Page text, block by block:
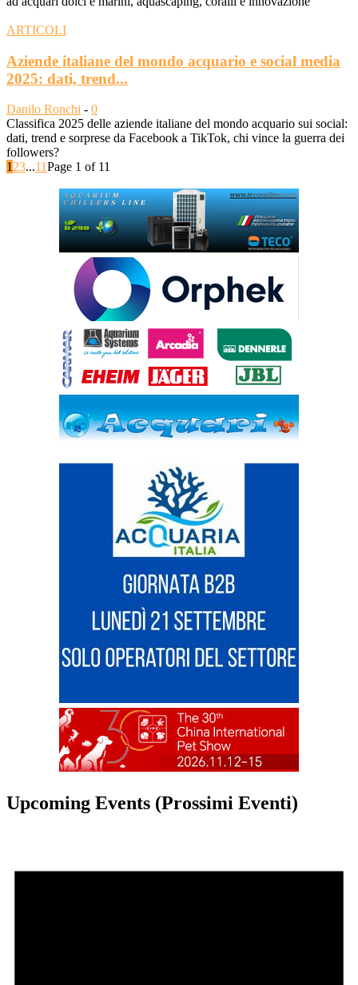
ARTICOLI
Aziende italiane del mondo acquario e social media
2025: dati, trend...
Danilo Ronchi - 0
Classifica 2025 delle aziende italiane del mondo acquario sui social:
dati, trend e sorprese da Facebook a TikTok, chi vince la guerra dei
followers?
1 23...11Page 1 of 11
Upcoming Events (Prossimi Eventi)